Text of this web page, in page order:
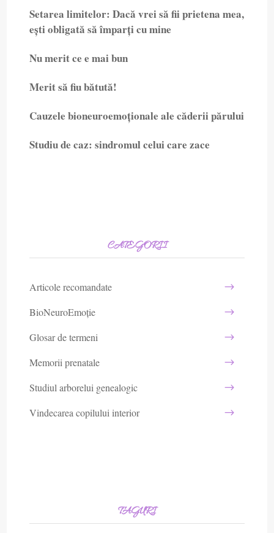
Setarea limitelor: Dacă vrei să fii prietena mea,
ești obligată să împarți cu mine
Nu merit ce e mai bun
Merit să fiu bătută!
Cauzele bioneuroemoționale ale căderii părului
Studiu de caz: sindromul celui care zace
CATEGORII
Articole recomandate
BioNeuroEmoție
Glosar de termeni
Memorii prenatale
Studiul arborelui genealogic
Vindecarea copilului interior
TAGURI